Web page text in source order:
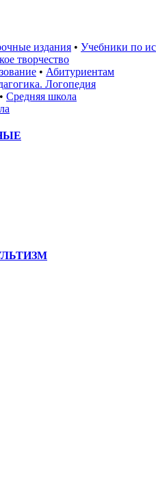
издания • Учебники по
творчество
• Абитуриентам
Логопедия
• Средняя школа